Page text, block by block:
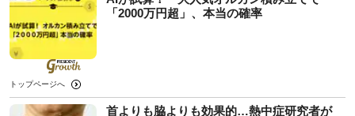
「2000万円超」、本当の確率
トップページへ
首よりも脇よりも効果的…熱中症研究者が